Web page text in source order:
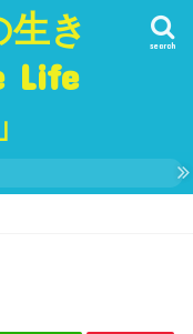
生き
Life
search